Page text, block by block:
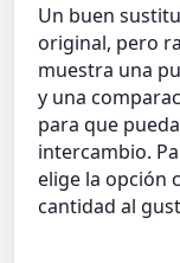
Un buen
original, pero
muestra una
y una
para que
intercambio.
elige la opción
cantidad al